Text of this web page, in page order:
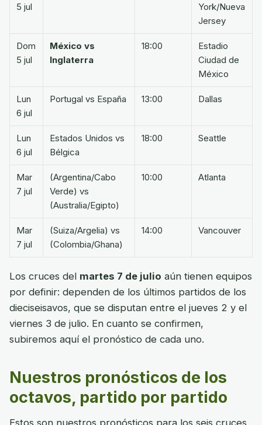
5 jul
York/Nueva
Jersey
Dom
5 jul
México vs
Inglaterra
18:00
Estadio
Ciudad de
México
Lun
6 jul
Portugal vs España 13:00 Dallas
Lun
6 jul
Estados Unidos vs
Bélgica
18:00 Seattle
Mar
7 jul
(Argentina/Cabo
Verde) vs
(Australia/Egipto)
10:00 Atlanta
Mar
7 jul
(Suiza/Argelia) vs
(Colombia/Ghana)
14:00 Vancouver
Los cruces del martes 7 de julio aún tienen equipos
por definir: dependen de los últimos partidos de los
dieciseisavos, que se disputan entre el jueves 2 y el
viernes 3 de julio. En cuanto se confirmen,
subiremos aquí el pronóstico de cada uno.
Nuestros pronósticos de los
octavos, partido por partido